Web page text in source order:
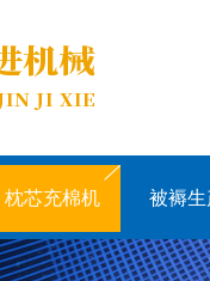
枕芯充棉机 被褥生